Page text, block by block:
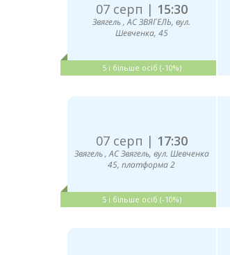
07 серп | 15:30
Звягель , АС ЗВЯГЕЛЬ, вул.
Шевченка, 45
5 і більше осіб (-10%)
07 серп | 17:30
Звягель , АС Звягель, вул. Шевченка
45, платформа 2
5 і більше осіб (-10%)